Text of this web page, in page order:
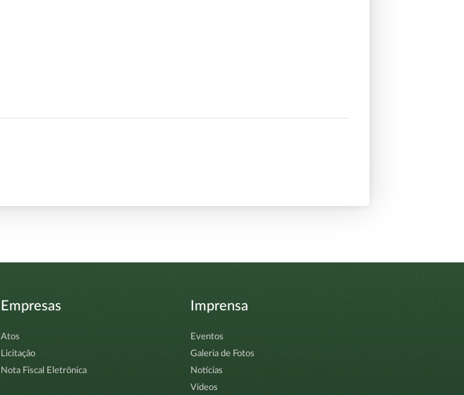
Empresas
Atos
Licitação
Nota Fiscal Eletrônica
Imprensa
Eventos
Galeria de Fotos
Notícias
Vídeos